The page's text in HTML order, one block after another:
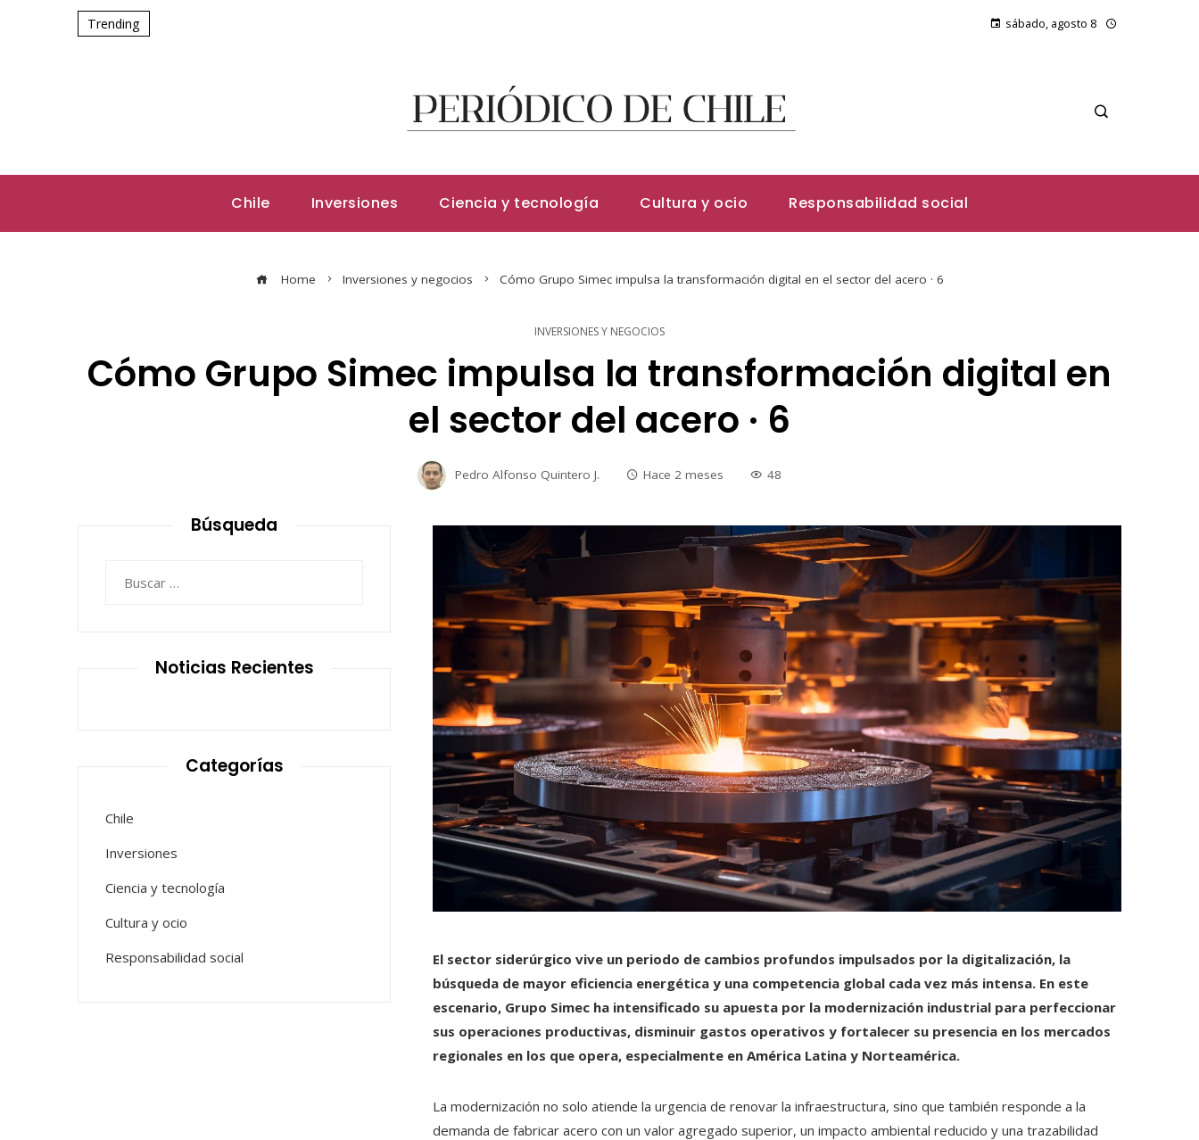
Trending sábado, agosto 8
Chile Inversiones Ciencia y tecnología Cultura y ocio Responsabilidad social
Home Inversiones y negocios Cómo Grupo Simec impulsa la transformación digital en el sector del acero · 6
INVERSIONES Y NEGOCIOS
Cómo Grupo Simec impulsa la transformación digital en
el sector del acero · 6
Pedro Alfonso Quintero J. Hace 2 meses 48
El sector siderúrgico vive un periodo de cambios profundos impulsados por la digitalización, la
búsqueda de mayor eficiencia energética y una competencia global cada vez más intensa. En este
escenario, Grupo Simec ha intensificado su apuesta por la modernización industrial para perfeccionar
sus operaciones productivas, disminuir gastos operativos y fortalecer su presencia en los mercados
regionales en los que opera, especialmente en América Latina y Norteamérica.
La modernización no solo atiende la urgencia de renovar la infraestructura, sino que también responde a la
demanda de fabricar acero con un valor agregado superior, un impacto ambiental reducido y una trazabilidad
Búsqueda
Noticias Recientes
Categorías
Chile
Inversiones
Ciencia y tecnología
Cultura y ocio
Responsabilidad social